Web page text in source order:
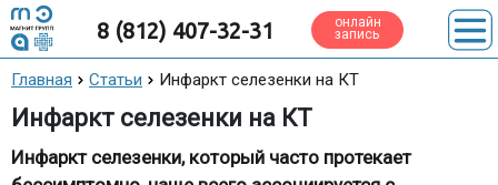
8 (812) 407-32-31 онлайн
запись
Главная Статьи Инфаркт селезенки на КТ
Инфаркт селезенки на КТ
Инфаркт селезенки, который часто протекает